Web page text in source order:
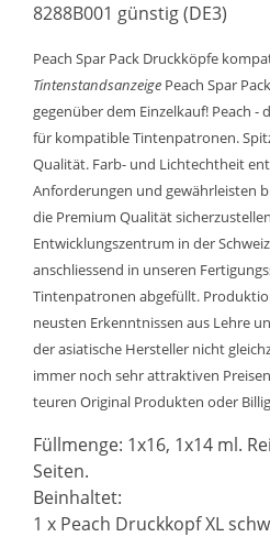
8288B001 günstig (DE3)
Peach Spar Pack Druckköpfe
Tintenstandsanzeige Peach Spar
gegenüber dem Einzelkauf! Peach -
für kompatible Tintenpatronen.
Qualität. Farb- und Lichtechtheit
Anforderungen und gewährleisten
die Premium Qualität
Entwicklungszentrum in der
anschliessend in unseren
Tintenpatronen abgefüllt.
neusten Erkenntnissen aus Lehre
der asiatische Hersteller nicht
immer noch sehr attraktiven
teuren Original Produkten oder
Füllmenge: 1x16, 1x14 ml.
Seiten.
Beinhaltet:
1 x Peach Druckkopf XL